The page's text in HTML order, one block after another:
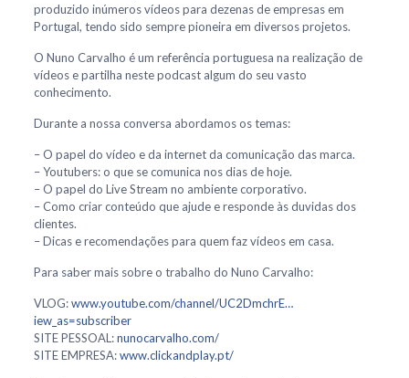
produzido inúmeros vídeos para dezenas de empresas em
Portugal, tendo sido sempre pioneira em diversos projetos.
O Nuno Carvalho é um referência portuguesa na realização de
vídeos e partilha neste podcast algum do seu vasto
conhecimento.
Durante a nossa conversa abordamos os temas:
– O papel do vídeo e da internet da comunicação das marca.
– Youtubers: o que se comunica nos dias de hoje.
– O papel do Live Stream no ambiente corporativo.
– Como criar conteúdo que ajude e responde às duvidas dos
clientes.
– Dicas e recomendações para quem faz vídeos em casa.
Para saber mais sobre o trabalho do Nuno Carvalho:
VLOG:www.youtube.com/channel/UC2DmchrE…
iew_as=subscriber
SITE PESSOAL:nunocarvalho.com/
SITE EMPRESA:www.clickandplay.pt/